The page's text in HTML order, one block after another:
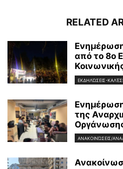
RELATED
από το 8ο
ΕΚΔΗΛΏΣΕΙΣ-
της
ΑΝΑΚΟΙΝΏΣΕΙΣ/